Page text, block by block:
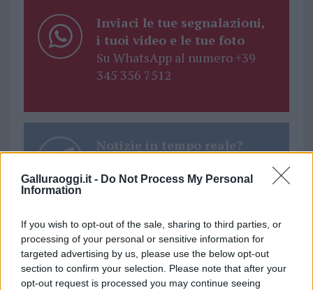
Galluraoggi.it - Do Not Process My Personal
Information
If you wish to opt-out of the sale, sharing to third parties, or
processing of your personal or sensitive information for
targeted advertising by us, please use the below opt-out
section to confirm your selection. Please note that after your
opt-out request is processed you may continue seeing
Inviaci le tue segnalazioni,
i tuoi video e le tue foto
Su WhatsApp al numero +39
345 356 7512
Notizie in tempo reale?
GalluraOggi.it
Ricevi le nostre ultime news